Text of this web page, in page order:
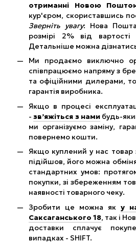
отриманні Новою
кур'єром, скориставшись
Зверніть увагу: Нова
розмірі 2% від
Детальніше можна
Ми продаємо виключно
співпрацюємо напряму з
та офіційними дилерами,
гарантія виробника.
Якщо в процесі
-зв’яжіться з нами будь-
ми організуємо заміну,
повернемо кошти.
Якщо куплений у нас товар
підійшов, його можна
стандартних умов:
покупки, зі збереженням
наявності товарного чеку.
Зробити це можна як у
Саксаганського 18, так і
доставки сплачує
випадках - SHIFT.